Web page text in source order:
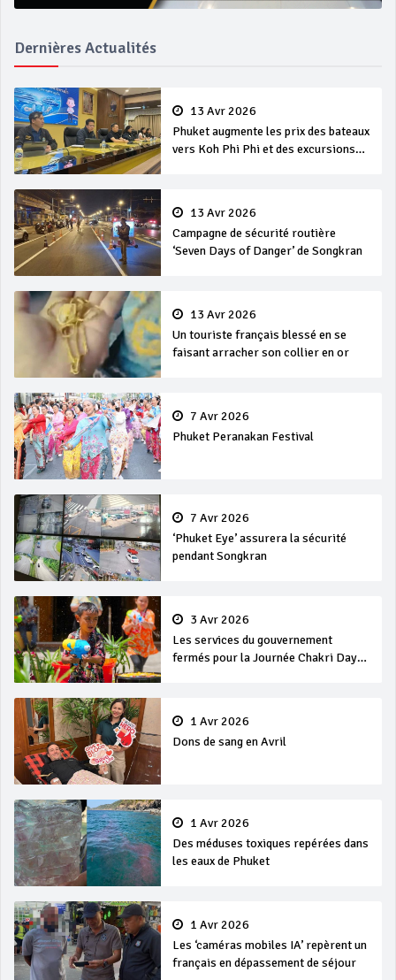
Dernières Actualités
13 Avr 2026
Phuket augmente les prix des bateaux
vers Koh Phi Phi et des excursions
13 Avr 2026
Campagne de sécurité routière
‘Seven Days of Danger’ de Songkran
13 Avr 2026
Un touriste français blessé en se
faisant arracher son collier en or
7 Avr 2026
Phuket Peranakan Festival
7 Avr 2026
‘Phuket Eye’ assurera la sécurité
pendant Songkran
3 Avr 2026
Les services du gouvernement
fermés pour la Journée Chakri Day
1 Avr 2026
Dons de sang en Avril
1 Avr 2026
Des méduses toxiques repérées dans
les eaux de Phuket
1 Avr 2026
Les ‘caméras mobiles IA’ repèrent un
français en dépassement de séjour